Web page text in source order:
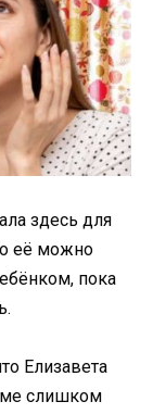
здесь для
её можно
пока
Елизавета
слишком